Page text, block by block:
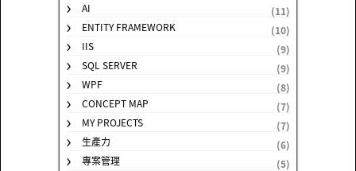
AI
(11)
ENTITY FRAMEWORK
(10)
IIS
(9)
SQL SERVER
(9)
WPF
(8)
CONCEPT MAP
(7)
MY PROJECTS
(7)
生產力
(6)
專案管理
(5)